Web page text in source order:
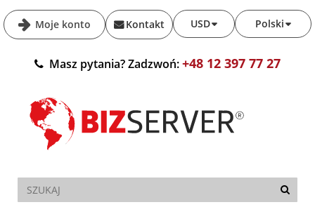
Moje konto Polski
USD
Kontakt
Masz pytania? Zadzwoń:+48 12 397 77 27